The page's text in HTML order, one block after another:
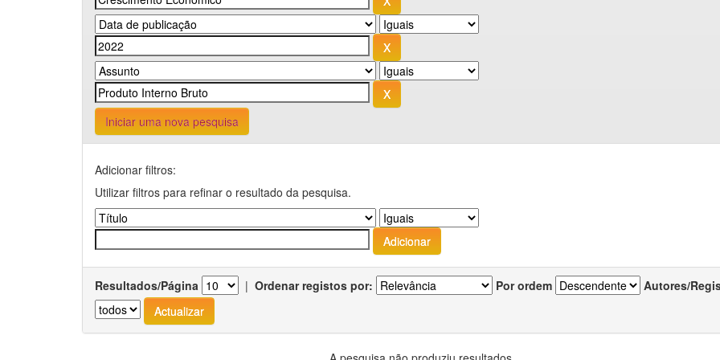
Iniciar uma nova pesquisa
Adicionar filtros:
Utilizar filtros para refinar o resultado da pesquisa.
Resultados/Página | Ordenar registos por: Por ordem Autores/